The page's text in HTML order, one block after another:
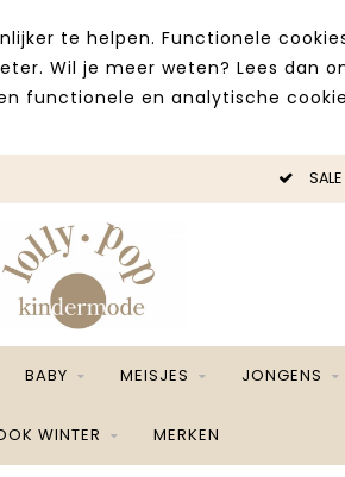
te helpen. Functionele
Wil je meer weten? Lees dan
functionele en analytische
BABY MEISJES JONGENS
WINTER MERKEN